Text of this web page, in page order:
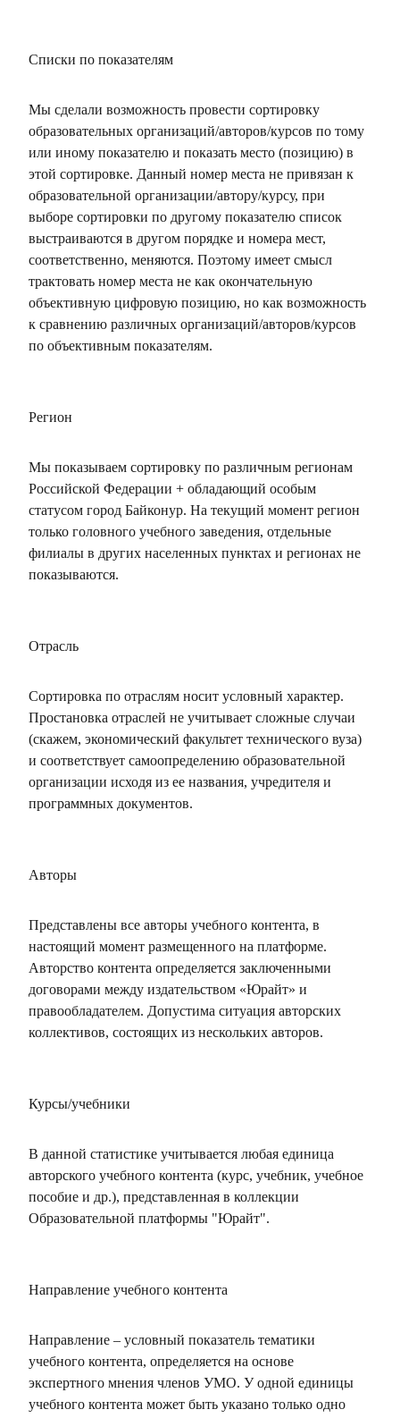
Списки по показателям
Мы сделали возможность провести сортировку
образовательных организаций/авторов/курсов по тому
или иному показателю и показать место (позицию) в
этой сортировке. Данный номер места не привязан к
образовательной организации/автору/курсу, при
выборе сортировки по другому показателю список
выстраиваются в другом порядке и номера мест,
соответственно, меняются. Поэтому имеет смысл
трактовать номер места не как окончательную
объективную цифровую позицию, но как возможность
к сравнению различных организаций/авторов/курсов
по объективным показателям.
Регион
Мы показываем сортировку по различным регионам
Российской Федерации + обладающий особым
статусом город Байконур. На текущий момент регион
только головного учебного заведения, отдельные
филиалы в других населенных пунктах и регионах не
показываются.
Отрасль
Сортировка по отраслям носит условный характер.
Простановка отраслей не учитывает сложные случаи
(скажем, экономический факультет технического вуза)
и соответствует самоопределению образовательной
организации исходя из ее названия, учредителя и
программных документов.
Авторы
Представлены все авторы учебного контента, в
настоящий момент размещенного на платформе.
Авторство контента определяется заключенными
договорами между издательством «Юрайт» и
правообладателем. Допустима ситуация авторских
коллективов, состоящих из нескольких авторов.
Курсы/учебники
В данной статистике учитывается любая единица
авторского учебного контента (курс, учебник, учебное
пособие и др.), представленная в коллекции
Образовательной платформы "Юрайт".
Направление учебного контента
Направление – условный показатель тематики
учебного контента, определяется на основе
экспертного мнения членов УМО. У одной единицы
учебного контента может быть указано только одно